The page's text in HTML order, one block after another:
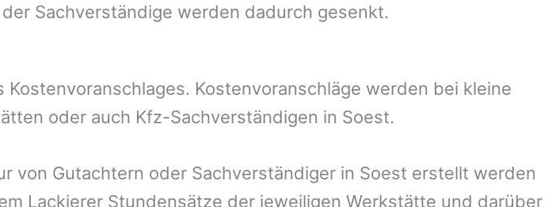
Sachverständige werden dadurch gesenkt.
Kostenvoranschläge werden bei kleine
oder auch Kfz-Sachverständigen in Soest.
von Gutachtern oder Sachverständiger in Soest erstellt werden
Lackierer Stundensätze der jeweiligen Werkstätte und darüber